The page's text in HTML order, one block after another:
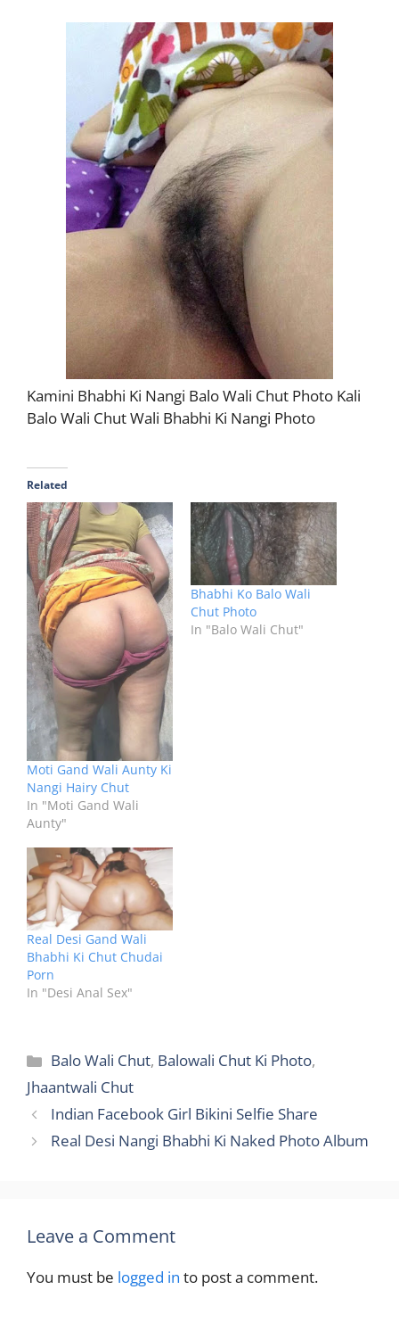
Kamini Bhabhi Ki Nangi Balo Wali Chut Photo Kali
Balo Wali Chut Wali Bhabhi Ki Nangi Photo
Related
Moti Gand Wali Aunty Ki
Nangi Hairy Chut
In "Moti Gand Wali
Aunty"
Bhabhi Ko Balo Wali
Chut Photo
In "Balo Wali Chut"
Real Desi Gand Wali
Bhabhi Ki Chut Chudai
Porn
In "Desi Anal Sex"
Categories
Balo Wali Chut, Balowali Chut Ki Photo,
Jhaantwali Chut
Indian Facebook Girl Bikini Selfie Share
Real Desi Nangi Bhabhi Ki Naked Photo Album
Leave a Comment
You must be logged in to post a comment.